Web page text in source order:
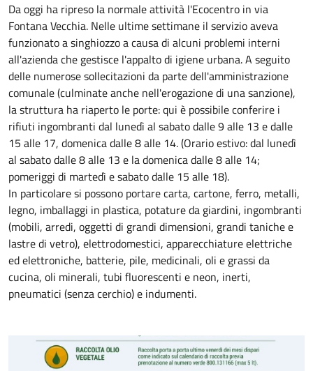
Da oggi ha ripreso la normale attività l'Ecocentro in via
Fontana Vecchia. Nelle ultime settimane il servizio aveva
funzionato a singhiozzo a causa di alcuni problemi interni
all'azienda che gestisce l'appalto di igiene urbana. A seguito
delle numerose sollecitazioni da parte dell'amministrazione
comunale (culminate anche nell'erogazione di una sanzione),
la struttura ha riaperto le porte: qui è possibile conferire i
rifiuti ingombranti dal lunedì al sabato dalle 9 alle 13 e dalle
15 alle 17, domenica dalle 8 alle 14. (Orario estivo: dal lunedì
al sabato dalle 8 alle 13 e la domenica dalle 8 alle 14;
pomeriggi di martedì e sabato dalle 15 alle 18).
In particolare si possono portare carta, cartone, ferro, metalli,
legno, imballaggi in plastica, potature da giardini, ingombranti
(mobili, arredi, oggetti di grandi dimensioni, grandi taniche e
lastre di vetro), elettrodomestici, apparecchiature elettriche
ed elettroniche, batterie, pile, medicinali, oli e grassi da
cucina, oli minerali, tubi fluorescenti e neon, inerti,
pneumatici (senza cerchio) e indumenti.